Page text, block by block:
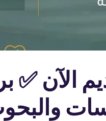
الآن